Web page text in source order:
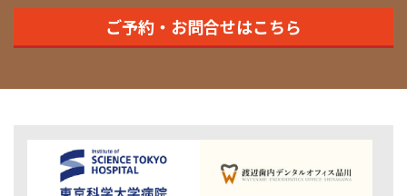
ご予約・お問合せはこちら